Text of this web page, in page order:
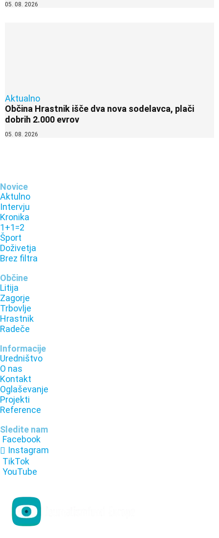
05. 08. 2026
Aktualno
Občina Hrastnik išče dva nova sodelavca, plači
dobrih 2.000 evrov
05. 08. 2026
Novice
Aktulno
Intervju
Kronika
1+1=2
Šport
Doživetja
Brez filtra
Občine
Litija
Zagorje
Trbovlje
Hrastnik
Radeče
Informacije
Uredništvo
O nas
Kontakt
Oglaševanje
Projekti
Reference
Sledite nam
Facebook
Instagram
TikTok
YouTube